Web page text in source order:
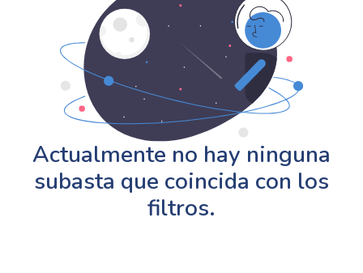
Actualmente no hay ninguna
subasta que coincida con los
filtros.